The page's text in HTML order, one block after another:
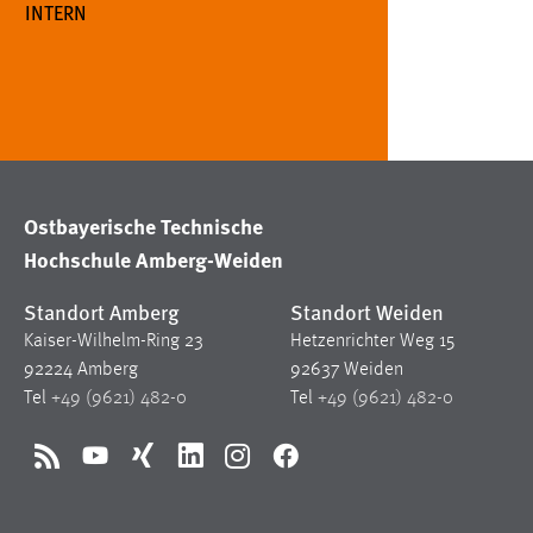
INTERN
Ostbayerische Technische
Hochschule Amberg-Weiden
Standort Amberg
Kaiser-Wilhelm-Ring 23
92224 Amberg
Tel +49 (9621) 482-0
Standort Weiden
Hetzenrichter Weg 15
92637 Weiden
Tel +49 (9621) 482-0
RSS YouTubeXing LinkedInInstagramFacebook
Name: site-language-preference
Sprache der Website.
Cookie Laufzeit:
Chat
Name:
MibewSessionID, MIBEW_UserID,
5e9dbeb1811c0446